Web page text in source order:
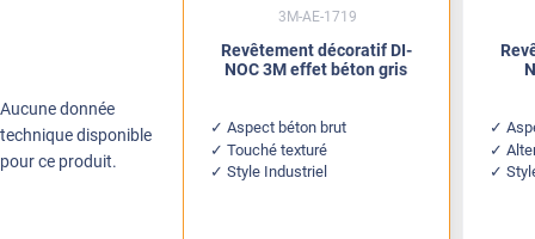
Aucune donnée
technique disponible
pour ce produit.
Revêtement décoratif DI-
NOC 3M effet béton gris
Aspect béton brut
Touché texturé
Style Industriel
3M-AE-1719